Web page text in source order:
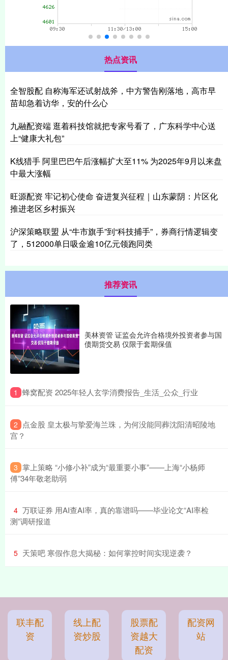
热点资讯
全智股配 自称海军还试射战斧，中方警告刚落地，高市早
苗却急着访华，安的什么心
九融配资端 逛着科技馆就把专家号看了，广东科学中心送
上“健康大礼包”
K线猎手 阿里巴巴午后涨幅扩大至11% 为2025年9月以来盘
中最大涨幅
旺源配资 牢记初心使命 奋进复兴征程｜山东蒙阴：片区化
推进老区乡村振兴
沪深策略联盟 从“牛市旗手”到“科技捕手”，券商行情逻辑变
了，512000单日吸金逾10亿元领跑同类
推荐资讯
美林资管 证监会允许合格境外投资者参与国
债期货交易 仅限于套期保值
1 ​蜂窝配资 2025年轻人玄学消费报告_生活_公众_行业
2 ​点金股 皇太极与挚爱海兰珠，为何没能同葬沈阳清昭陵地
宫？
3 ​掌上策略 “小修小补”成为“最重要小事”——上海“小杨师
傅”34年敬老助弱
4 ​万联证券 用AI查AI率，真的靠谱吗——毕业论文“AI率检
测”调研报道
5 ​天策吧 寒假作息大揭秘：如何掌控时间实现逆袭？
联丰配
资
线上配
资炒股
股票配
资越大
配资
配资网
站